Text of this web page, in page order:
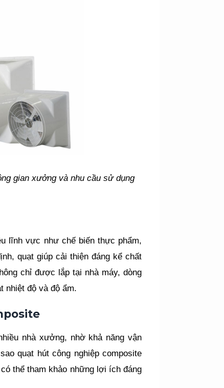
gian xưởng và nhu cầu sử dụng
lĩnh vực như chế biến thực phẩm,
quạt giúp cải thiện đáng kể chất
chỉ được lắp tại nhà máy, dòng
nhiệt độ và độ ẩm.
nhà xưởng, nhờ khả năng vận
quạt hút công nghiệp composite
thể tham khảo những lợi ích đáng